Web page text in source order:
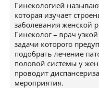
Гинекологией
которая изучает
заболевания женской
Гинеколог – врач
задачи которого
подобрать лечение
половой системы у
проводит
мероприятия.